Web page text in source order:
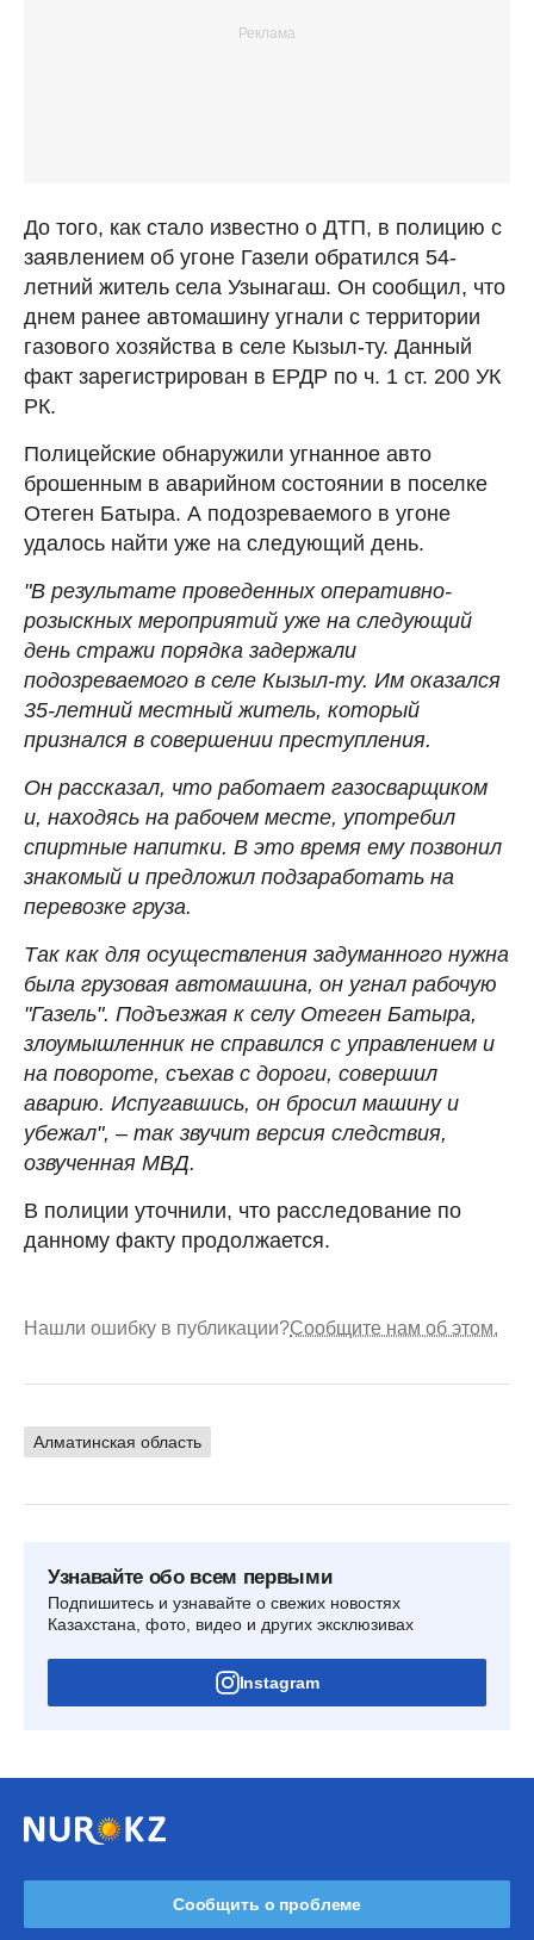
До того, как стало известно о ДТП, в полицию с
заявлением об угоне Газели обратился 54-
летний житель села Узынагаш. Он сообщил, что
днем ранее автомашину угнали с территории
газового хозяйства в селе Кызыл-ту. Данный
факт зарегистрирован в ЕРДР по ч. 1 ст. 200 УК
РК.
Полицейские обнаружили угнанное авто
брошенным в аварийном состоянии в поселке
Отеген Батыра. А подозреваемого в угоне
удалось найти уже на следующий день.
"В результате проведенных оперативно-
розыскных мероприятий уже на следующий
день стражи порядка задержали
подозреваемого в селе Кызыл-ту. Им оказался
35-летний местный житель, который
признался в совершении преступления.
Он рассказал, что работает газосварщиком
и, находясь на рабочем месте, употребил
спиртные напитки. В это время ему позвонил
знакомый и предложил подзаработать на
перевозке груза.
Так как для осуществления задуманного нужна
была грузовая автомашина, он угнал рабочую
"Газель". Подъезжая к селу Отеген Батыра,
злоумышленник не справился с управлением и
на повороте, съехав с дороги, совершил
аварию. Испугавшись, он бросил машину и
убежал", – так звучит версия следствия,
озвученная МВД.
В полиции уточнили, что расследование по
данному факту продолжается.
Нашли ошибку в публикации?Сообщите нам об этом.
Алматинская область
Узнавайте обо всем первыми
Подпишитесь и узнавайте о свежих новостях
Казахстана, фото, видео и других эксклюзивах
Instagram
Сообщить о проблеме